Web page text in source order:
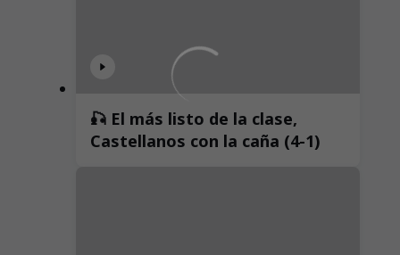
🎣 El más listo de la clase,
Castellanos con la caña (4-1)